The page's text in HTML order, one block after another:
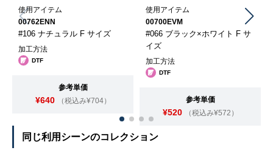
使用アイテム
00762ENN
#106 ナチュラル F サイズ
加工方法
DTF
参考単価
¥640 （税込み¥704）
使用アイテム
00700EVM
#066 ブラック×ホワイト F サ
イズ
加工方法
DTF
参考単価
¥520 （税込み¥572）
同じ利用シーンのコレクション